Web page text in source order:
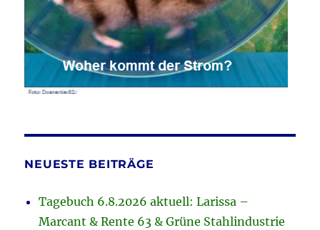
NEUESTE BEITRÄGE
Tagebuch 6.8.2026 aktuell: Larissa –
Marcant & Rente 63 & Grüne Stahlindustrie